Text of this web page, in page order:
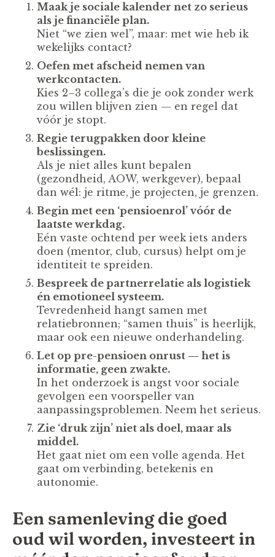
Maak je sociale kalender net zo serieus
als je financiële plan.
Niet “we zien wel”, maar: met wie heb ik
wekelijks contact?
Oefen met afscheid nemen van
werkcontacten.
Kies 2–3 collega’s die je ook zonder werk
zou willen blijven zien — en regel dat
vóór je stopt.
Regie terugpakken door kleine
beslissingen.
Als je niet alles kunt bepalen
(gezondheid, AOW, werkgever), bepaal
dan wél: je ritme, je projecten, je grenzen.
Begin met een ‘pensioenrol’ vóór de
laatste werkdag.
Eén vaste ochtend per week iets anders
doen (mentor, club, cursus) helpt om je
identiteit te spreiden.
Bespreek de partnerrelatie als logistiek
én emotioneel systeem.
Tevredenheid hangt samen met
relatiebronnen; “samen thuis” is heerlijk,
maar ook een nieuwe onderhandeling.
Let op pre-pensioen onrust — het is
informatie, geen zwakte.
In het onderzoek is angst voor sociale
gevolgen een voorspeller van
aanpassingsproblemen. Neem het serieus.
Zie ‘druk zijn’ niet als doel, maar als
middel.
Het gaat niet om een volle agenda. Het
gaat om verbinding, betekenis en
autonomie.
Een samenleving die goed
oud wil worden, investeert in